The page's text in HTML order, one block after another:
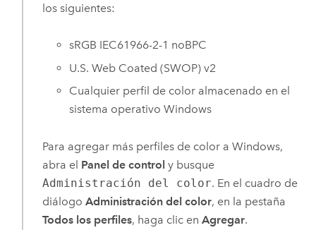
los siguientes:
sRGB IEC61966-2-1 noBPC
U.S. Web Coated (SWOP) v2
Cualquier perfil de color almacenado en el
sistema operativoWindows
Para agregar más perfiles de color a Windows,
abra el Panel de control y busque
Administración del color. En el cuadro de
diálogo Administración del color, en la pestaña
Todos los perfiles, haga clic en Agregar.